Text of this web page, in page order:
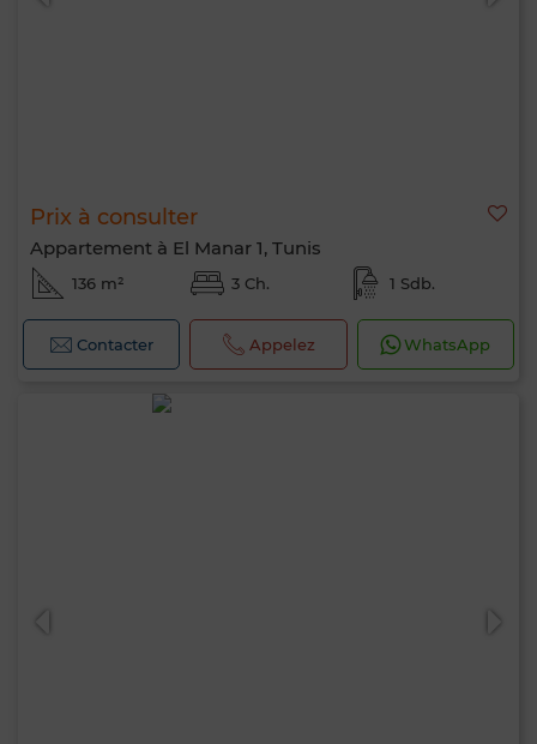
Prix à consulter
Appartement à El Manar 1, Tunis
136 m² 3 Ch. 1 Sdb.
Contacter Appelez WhatsApp